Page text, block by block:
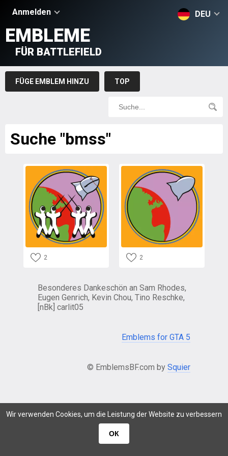
Wir verwenden Cookies, um die Leistung der Website zu verbessern
ОК
Anmelden DEU
EMBLEME
FÜR BATTLEFIELD
FÜGE EMBLEM HINZU TOP
Suche "bmss"
2 2
Besonderes Dankeschön an Sam Rhodes,
Eugen Genrich, Kevin Chou, Tino Reschke,
[nBk] carlit05
Emblems for GTA 5
© EmblemsBF.com by Squier